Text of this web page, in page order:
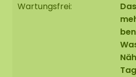
Wartungsfrei: